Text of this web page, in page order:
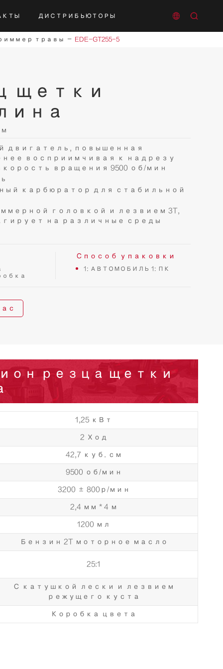
ДИСТРИБЬЮТОРЫ  
травы EDE-GT255-5
щетки
двигатель, повышенная
восприимчивая к надрезу
вращения 9500 об/мин
карбюратор для стабильной
головкой и лезвием 3T,
на различные среды
Способ упаковки
1: АВТОМОБИЛЬ 1: ПК
резца щетки
1,25 кВт
2 Ход
42,7 куб. см
9500 об/мин
3200 ± 800р/мин
2,4 мм * 4 м
1200 мл
Бензин 2T моторное масло
25:1
С катушкой лески и лезвием
режущего куста
Коробка цвета